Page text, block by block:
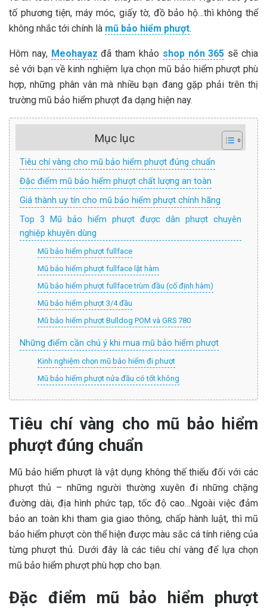
tố phương tiện, máy móc, giấy tờ, đồ bảo hộ…thì không thể
không nhắc tới chính là mũ bảo hiểm phượt.
Hôm nay, Meohayaz đã tham khảo shop nón 365 sẽ chia
sẻ với bạn về kinh nghiệm lựa chọn mũ bảo hiểm phượt phù
hợp, những phân vân mà nhiều bạn đang gặp phải trên thị
trường mũ bảo hiểm phượt đa dạng hiện nay.
Mục lục
Tiêu chí vàng cho mũ bảo hiểm phượt đúng chuẩn
Đặc điểm mũ bảo hiểm phượt chất lượng an toàn
Giá thành uy tín cho mũ bảo hiểm phượt chính hãng
Top 3 Mũ bảo hiểm phượt được dân phượt chuyên
nghiệp khuyên dùng
Mũ bảo hiểm phượt fullface
Mũ bảo hiểm phượt fullface lật hàm
Mũ bảo hiểm phượt fullface trùm đầu (cố định hàm)
Mũ bảo hiểm phượt 3/4 đầu
Mũ bảo hiểm phượt Bulldog POM và GRS 780
Những điểm cần chú ý khi mua mũ bảo hiểm phượt
Kinh nghiệm chọn mũ bảo hiểm đi phượt
Mũ bảo hiểm phượt nửa đầu có tốt không
Tiêu chí vàng cho mũ bảo hiểm
phượt đúng chuẩn
Mũ bảo hiểm phượt là vật dụng không thế thiếu đối với các
phượt thủ – những người thường xuyên đi những chặng
đường dài, địa hình phức tạp, tốc độ cao…Ngoài việc đảm
bảo an toàn khi tham gia giao thông, chấp hành luật, thì mũ
bảo hiểm phượt còn thể hiện được màu sắc cá tính riêng của
từng phượt thủ. Dưới đây là các tiêu chí vàng để lựa chọn
mũ bảo hiểm phượt phù hợp cho bạn.
Đặc điểm mũ bảo hiểm phượt